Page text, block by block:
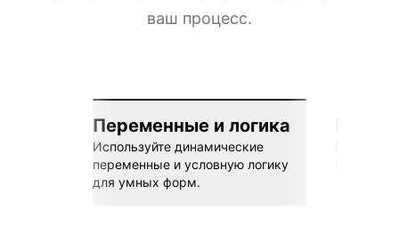
ваш процесс.
Переменные и логика
Используйте динамические
переменные и условную логику
для умных форм.